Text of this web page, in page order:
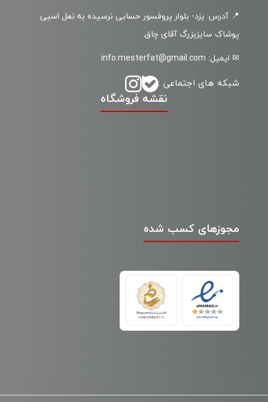
مجوزهای کسب شده
📍 آدرس: یزد- بلوار پروفسور حسابی نرسیده به نعل اسبی
پوشاک سایزبزرگ آقای چاق
✉ ایمیل: info.mesterfat@gmail.com
شبکه های اجتماعی :
نقشه فروشگاه